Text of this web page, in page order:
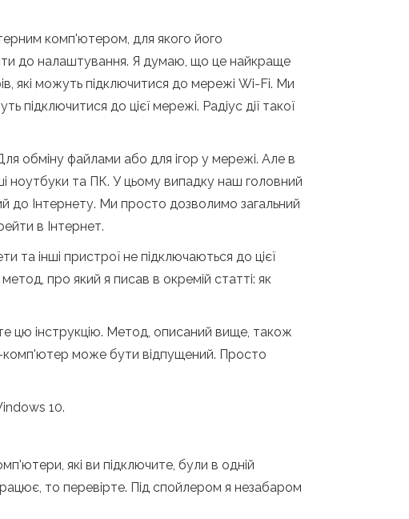
комп'ютером, для якого його
до налаштування. Я думаю, що це найкраще
які можуть підключитися до мережі Wi-Fi. Ми
до цієї мережі. Радіус дії такої
обміну файлами або для ігор у мережі. Але в
ноутбуки та ПК. У цьому випадку наш головний
Інтернету. Ми просто дозволимо загальний
в Інтернет.
інші пристрої не підключаються до цієї
про який я писав в окремій статті: як
цю інструкцію. Метод, описаний вище, також
комп'ютер може бути відпущений. Просто
10.
які ви підключите, були в одній
то перевірте. Під спойлером я незабаром